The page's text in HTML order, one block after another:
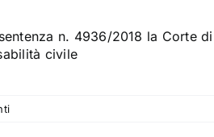
n. 4936/2018 la Corte
civile